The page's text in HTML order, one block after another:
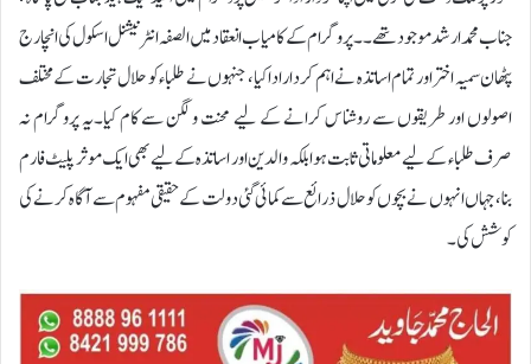
جناب محمد ارشد موجود تھے۔۔ پروگرام کے کامیاب انعقاد میں الصفہ انٹرنیشنل اسکول کی انچارج
پٹھان سمیہ اختر اور تمام اساتذہ نے اہم کردار ادا کیا، جنہوں نے طلباء کو حلال تجارت کے مختلف
اصولوں اور طریقوں سے روشناس کرانے کے لیے محنت و لگن سے کام کیا۔یہ پروگرام نہ
صرف طلباء کے لیے معلوماتی ثابت ہوا بلکہ والدین اور اساتذہ کے لیے بھی ایک موثر پلیٹ فارم
بنا، جہاں انہوں نے بچوں کو حلال ذرائع سے کمائی گئی دولت کے حقیقی مفہوم سے آگاہ کرنے کی
کوشش کی۔